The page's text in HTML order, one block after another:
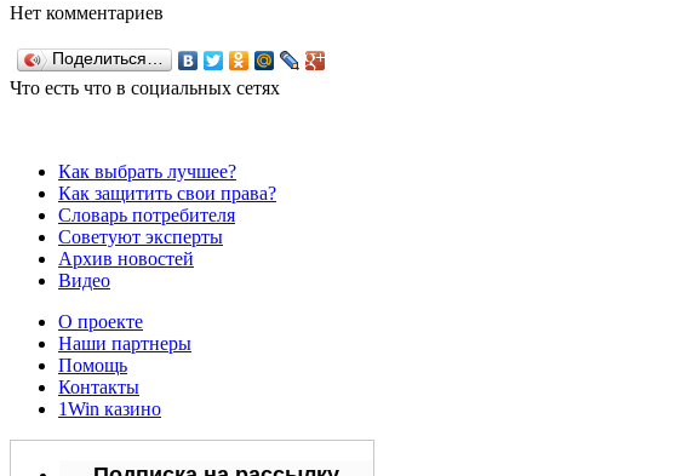
Нет комментариев
Поделиться…
Что есть что в социальных сетях
Как выбрать лучшее?
Как защитить свои права?
Словарь потребителя
Советуют эксперты
Архив новостей
Видео
О проекте
Наши партнеры
Помощь
Контакты
1Win казино